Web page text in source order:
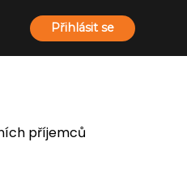
Přihlásit se
příjemců